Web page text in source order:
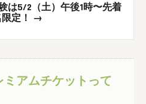
は5/2（土）午後1時〜先着
定！ →
ミアムチケットって